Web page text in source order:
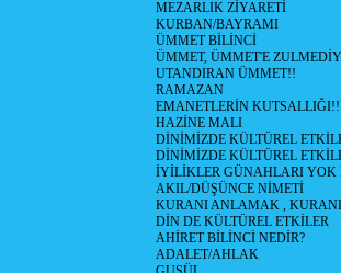
MEZARLIK ZİYARETİ
KURBAN/BAYRAMI
ÜMMET BİLİNCİ
ÜMMET, ÜMMET'E
UTANDIRAN ÜMMET!!
RAMAZAN
EMANETLERİN KUTSALLIĞI!!
HAZİNE MALI
DİNİMİZDE KÜLTÜREL
DİNİMİZDE KÜLTÜREL
İYİLİKLER GÜNAHLARI YOK
AKIL/DÜŞÜNCE NİMETİ
KURANI ANLAMAK ,
DİN DE KÜLTÜREL ETKİLER
AHİRET BİLİNCİ NEDİR?
ADALET/AHLAK